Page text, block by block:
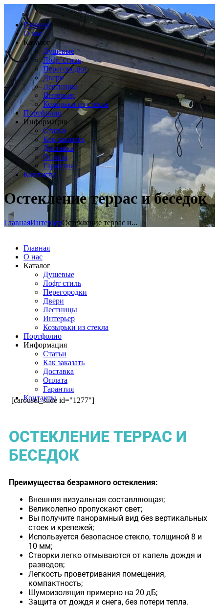
Главная
О нас
Каталог
Душевые
Лофт стиль
Перегородки
Двери
Лестницы
Интерьер
Козырьки из стекла
Портфолио
Информация
Статьи
Как заказать
Доставка
Оплата
Гарантия
Контакты
Остекление террас и беседок
ГлавнаяИнтерьерОстекление террас и...
Главная
О нас
Каталог
Душевые
Лофт стиль
Перегородки
Двери
Лестницы
Интерьер
Козырьки из стекла
Портфолио
Информация
Статьи
Как заказать
Доставка
Оплата
Гарантия
Контакты
[carousel_slide id="1277"]
ОСТЕКЛЕНИЕ ТЕРРАС И
БЕСЕДОК
Преимущества безрамного остекления:
Внешняя визуальная составляющая;
Великолепно пропускают свет;
Вы получите панорамный вид без вертикальных
стоек и крепежей;
Используется безопасное стекло, толщиной 8 и
10 мм;
Створки легко отмываются от капель дождя и
разводов;
Легкость проветривания помещения,
компактность;
Шумоизоляция примерно на 20 дБ;
Защита от дождя и снега, без потери тепла.